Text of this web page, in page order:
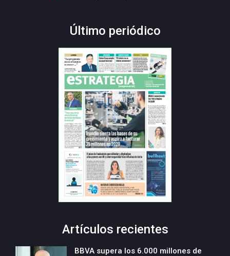
Último periódico
Artículos recientes
BBVA supera los 6.000 millones de